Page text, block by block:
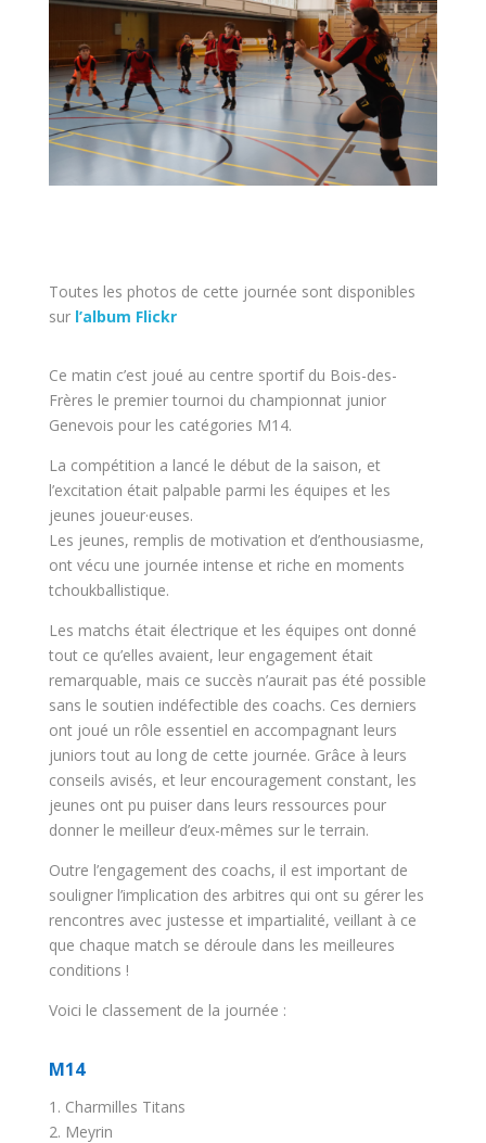
Toutes les photos de cette journée sont disponibles
sur l’album Flickr
Ce matin c’est joué au centre sportif du Bois-des-
Frères le premier tournoi du championnat junior
Genevois pour les catégories M14.
La compétition a lancé le début de la saison, et
l’excitation était palpable parmi les équipes et les
jeunes joueur·euses.
Les jeunes, remplis de motivation et d’enthousiasme,
ont vécu une journée intense et riche en moments
tchoukballistique.
Les matchs était électrique et les équipes ont donné
tout ce qu’elles avaient, leur engagement était
remarquable, mais ce succès n’aurait pas été possible
sans le soutien indéfectible des coachs. Ces derniers
ont joué un rôle essentiel en accompagnant leurs
juniors tout au long de cette journée. Grâce à leurs
conseils avisés, et leur encouragement constant, les
jeunes ont pu puiser dans leurs ressources pour
donner le meilleur d’eux-mêmes sur le terrain.
Outre l’engagement des coachs, il est important de
souligner l’implication des arbitres qui ont su gérer les
rencontres avec justesse et impartialité, veillant à ce
que chaque match se déroule dans les meilleures
conditions !
Voici le classement de la journée :
M14
1. Charmilles Titans
2. Meyrin